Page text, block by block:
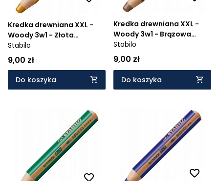
Kredka drewniana XXL -
Woody 3w1 - Złota
(880/810)
Stabilo
9,00 zł
Do koszyka
Kredka drewniana XXL -
Woody 3w1 - Brązowa
(880/630)
Stabilo
9,00 zł
Do koszyka